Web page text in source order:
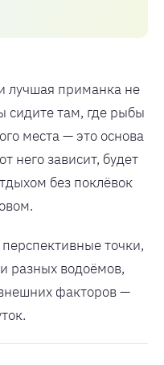
лучшая приманка не
сидите там, где рыбы
места — это основа
него зависит, будет
без поклёвок
точки,
разных водоёмов,
факторов —